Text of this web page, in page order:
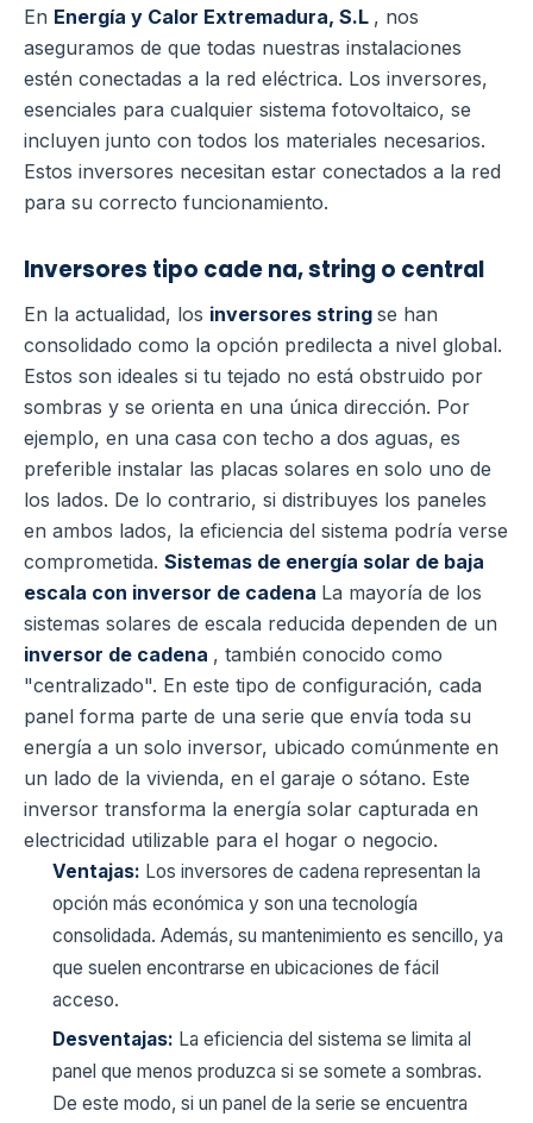
En Energía y Calor Extremadura, S.L , nos
aseguramos de que todas nuestras instalaciones
estén conectadas a la red eléctrica. Los inversores,
esenciales para cualquier sistema fotovoltaico, se
incluyen junto con todos los materiales necesarios.
Estos inversores necesitan estar conectados a la red
para su correcto funcionamiento.
Inversores tipo cade na,string o central
En la actualidad, los inversores string se han
consolidado como la opción predilecta a nivel global.
Estos son ideales si tu tejado no está obstruido por
sombras y se orienta en una única dirección. Por
ejemplo, en una casa con techo a dos aguas, es
preferible instalar las placas solares en solo uno de
los lados. De lo contrario, si distribuyes los paneles
en ambos lados, la eficiencia del sistema podría verse
comprometida. Sistemas de energía solar de baja
escala con inversor de cadena La mayoría de los
sistemas solares de escala reducida dependen de un
inversor de cadena , también conocido como
"centralizado". En este tipo de configuración, cada
panel forma parte de una serie que envía toda su
energía a un solo inversor, ubicado comúnmente en
un lado de la vivienda, en el garaje o sótano. Este
inversor transforma la energía solar capturada en
electricidad utilizable para el hogar o negocio.
Ventajas: Los inversores de cadena representan la
opción más económica y son una tecnología
consolidada. Además, su mantenimiento es sencillo, ya
que suelen encontrarse en ubicaciones de fácil
acceso.
Desventajas: La eficiencia del sistema se limita al
panel que menos produzca si se somete a sombras.
De este modo, si un panel de la serie se encuentra